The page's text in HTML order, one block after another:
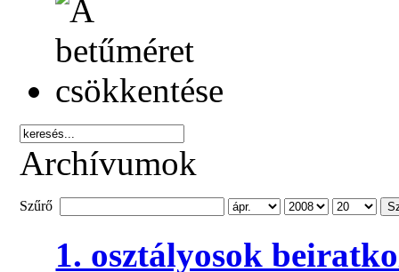
Archívumok
Szűrő
1. osztályosok